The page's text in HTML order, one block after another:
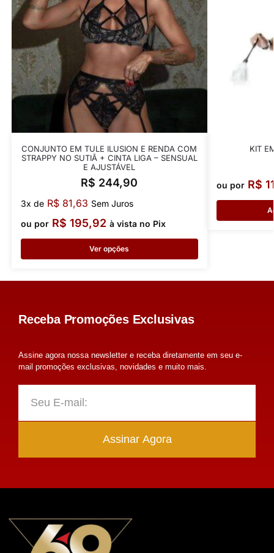
CONJUNTO EM TULE ILUSION E RENDA COM
STRAPPY NO SUTIÃ + CINTA LIGA – SENSUAL
E AJUSTÁVEL
R$ 244,90
3x de R$81,63 Sem Juros
ou por R$ 195,92 à vista no Pix
Ver opções
KIT
ou por R$
Receba Promoções Exclusivas
Assine agora nossa newsletter e receba diretamente em seu e-
mail promoções exclusivas, novidades e muito mais.
Assinar Agora